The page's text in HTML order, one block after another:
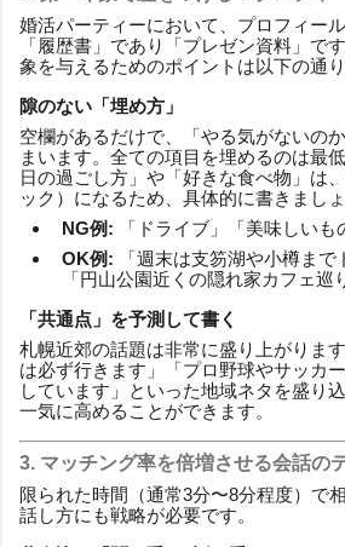
婚活パーティーにおいて、プロフィー
「履歴書」であり「プレゼン資料」で
象を与えるためのポイントは以下の通り
隙のない「埋め方」
空欄があるだけで、「やる気がないの
まいます。全ての項目を埋めるのは最
日の過ごし方」や「好きな食べ物」は
ック）になるため、具体的に書きましょ
NG例: 「ドライブ」「美味しいも
OK例: 「週末は支笏湖や小樽まで
「円山公園近くの隠れ家カフェ巡
「共通点」を予測して書く
札幌近郊の話題は非常に盛り上がりま
は必ず行きます」「プロ野球やサッカ
しています」といった地域ネタを盛り
一気に高めることができます。
3. マッチング率を倍増させる会話の
限られた時間（通常3分〜8分程度）で
話し方にも戦略が必要です。